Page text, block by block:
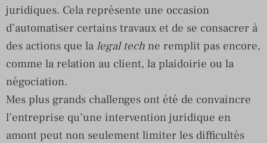
juridiques. Cela représente une occasion
d’automatiser certains travaux et de se consacrer à
des actions que la legal tech ne remplit pas encore,
comme la relation au client, la plaidoirie ou la
négociation.
Mes plus grands challenges ont été de convaincre
l’entreprise qu’une intervention juridique en
amont peut non seulement limiter les difficultés